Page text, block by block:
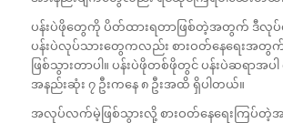
ပန်းပဲဖိုတွေကို ပိတ်ထားရတာဖြစ်တဲ့အတွက် ဒီလုပ်
ပန်းပဲလုပ်သားတွေကလည်း စားဝတ်နေရေးအ
ဖြစ်သွားတာပါ။ ပန်းပဲဖိုတစ်ဖိုတွင် ပန်းပဲဆရာအပ
အနည်းဆုံး ၇ ဦးကနေ ၈ ဦးအထိ ရှိပါတယ်။
အလုပ်လက်မဲ့ဖြစ်သွားလို့ စားဝတ်နေရေးကြပ်တဲ့